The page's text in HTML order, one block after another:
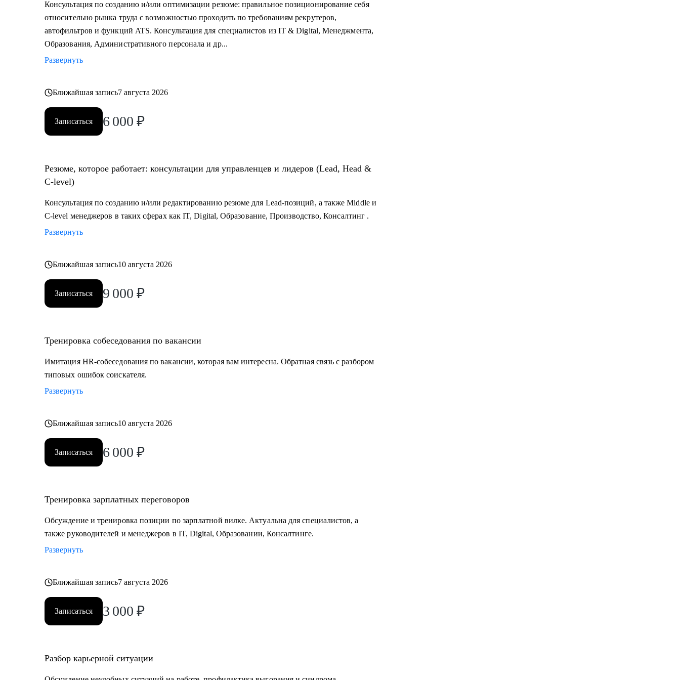
• помогаю выделиться на рынке труда и укрепить личный бренд,
• приношу инсайты из рынка труда и новости внутри крупных компаний.
Консультация по созданию и/или оптимизации резюме: правильное позиционирование себя
относительно рынка труда с возможностью проходить по требованиям рекрутеров,
автофильтров и функций ATS. Консультация для специалистов из IT & Digital, Менеджмента,
Образования, Административного персонала и др...
Развернуть
Ближайшая запись7 августа 2026
Записаться 6 000 ₽
Резюме, которое работает: консультации для управленцев и лидеров (Lead, Head &
C-level)
Консультация по созданию и/или редактированию резюме для Lead-позиций, а также Middle и
C-level менеджеров в таких сферах как IT, Digital, Образование, Производство, Консалтинг .
Развернуть
Ближайшая запись10 августа 2026
Записаться 9 000 ₽
Тренировка собеседования по вакансии
Имитация HR-собеседования по вакансии, которая вам интересна. Обратная связь с разбором
типовых ошибок соискателя.
Развернуть
Ближайшая запись10 августа 2026
Записаться 6 000 ₽
Тренировка зарплатных переговоров
Обсуждение и тренировка позиции по зарплатной вилке. Актуальна для специалистов, а
также руководителей и менеджеров в IT, Digital, Образовании, Консалтинге.
Развернуть
Ближайшая запись7 августа 2026
Записаться 3 000 ₽
Разбор карьерной ситуации